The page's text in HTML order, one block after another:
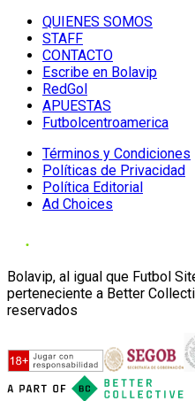
QUIENES SOMOS
STAFF
CONTACTO
Escribe en Bolavip
RedGol
APUESTAS
Futbolcentroamerica
Términos y Condiciones
Políticas de Privacidad
Política Editorial
Ad Choices
Bolavip, al igual que Futbol
perteneciente a Better
reservados